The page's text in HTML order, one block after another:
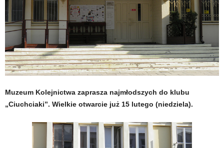
Muzeum Kolejnictwa zaprasza najmłodszych do klubu
„Ciuchciaki”. Wielkie otwarcie już 15 lutego (niedziela).